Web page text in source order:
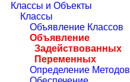
Классы и Объекты
Классы
Объявление Классов
Объявление
Задействованных
Переменных
Определение Методов